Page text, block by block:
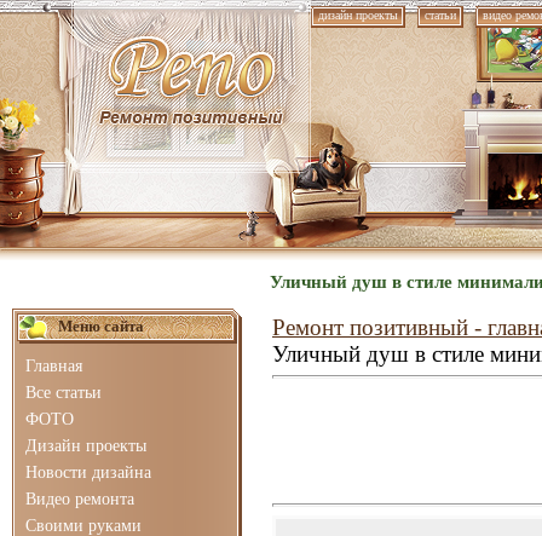
дизайн проекты статьи видео
Уличный душ в стиле
Меню сайта
Главная
Все статьи
ФОТО
Дизайн проекты
Новости дизайна
Видео ремонта
Своими руками
Ремонт позитивный -
Уличный душ в стиле